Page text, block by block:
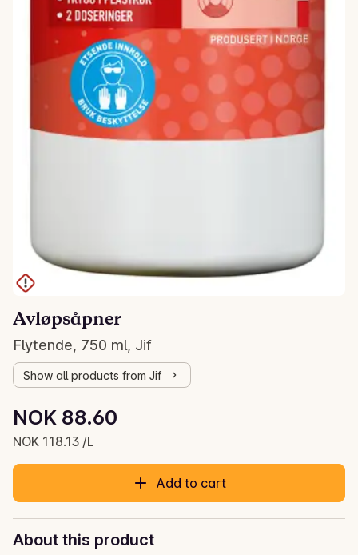
Avløpsåpner
Flytende, 750 ml, Jif
Show all products from Jif
Current price is: NOK 88.60
NOK 88.60
NOK 118.13 /L
Unit price: NOK 118.13 /L
Add to cart
About this product